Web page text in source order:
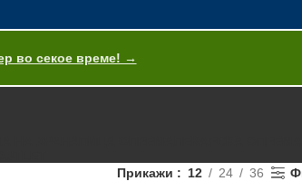
во секое време! →
Прикажи 12 24 36